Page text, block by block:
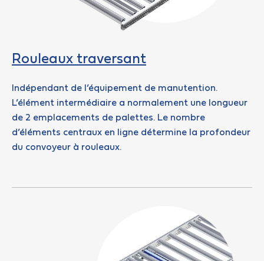
Rouleaux traversant
Indépendant de l’équipement de manutention.
L’élément intermédiaire a normalement une longueur
de 2 emplacements de palettes. Le nombre
d’éléments centraux en ligne détermine la profondeur
du convoyeur à rouleaux.